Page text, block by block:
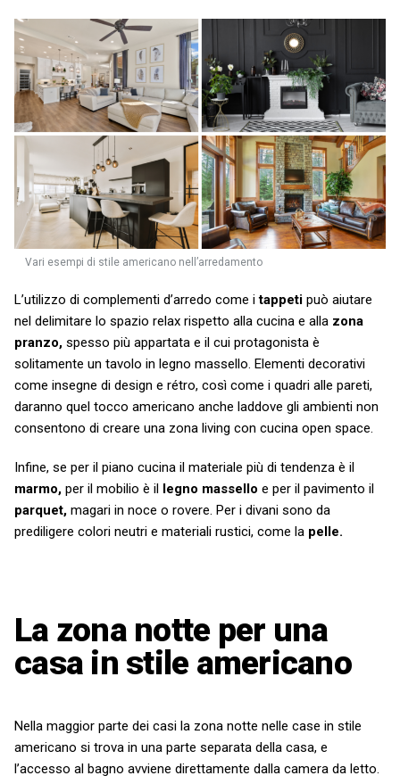
Vari esempi di stile americano nell’arredamento
L’utilizzo di complementi d’arredo come itappeti può aiutare
nel delimitare lo spazio relax rispetto alla cucina e alla zona
pranzo, spesso più appartata e il cui protagonista è
solitamente un tavolo in legno massello. Elementi decorativi
come insegne di design e rétro, così come i quadri alle pareti,
daranno quel tocco americano anche laddove gli ambienti non
consentono di creare una zona living con cucina open space.
Infine, se per il piano cucina il materiale più di tendenza è il
marmo, per il mobilio è il legno massello e per il pavimento il
parquet, magari in noce o rovere. Per i divani sono da
prediligere colori neutri e materiali rustici, come la pelle.
La zona notte per una
casa in stile americano
Nella maggior parte dei casi la zona notte nelle case in stile
americano si trova in una parte separata della casa, e
l’accesso al bagno avviene direttamente dalla camera da letto.